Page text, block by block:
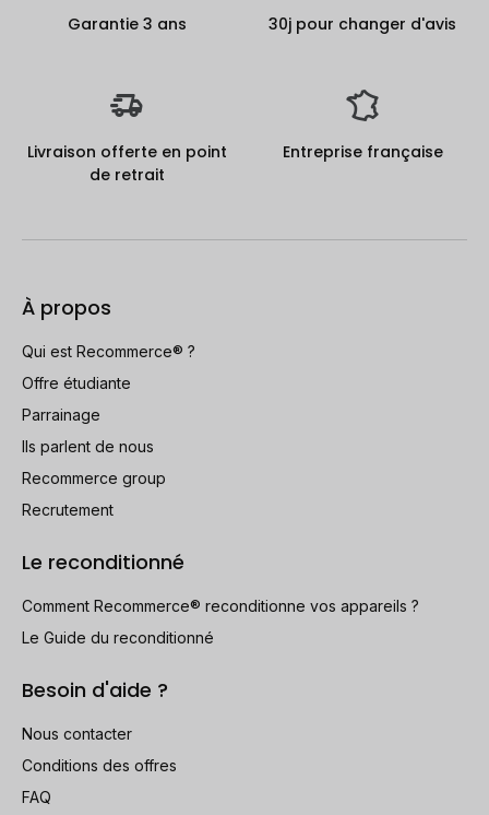
Garantie 3 ans 30j pour changer d'avis
Livraison offerte en point
de retrait
Entreprise française
À propos
Qui est Recommerce® ?
Offre étudiante
Parrainage
Ils parlent de nous
Recommerce group
Recrutement
Le reconditionné
Comment Recommerce® reconditionne vos appareils ?
Le Guide du reconditionné
Besoin d'aide ?
Nous contacter
Conditions des offres
FAQ